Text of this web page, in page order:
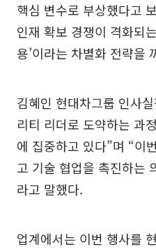
핵심 변수로 부상했다고
인재 확보 경쟁이 격화되
용’이라는 차별화 전략을
김혜인 현대차그룹 인사
리티 리더로 도약하는 과
에 집중하고 있다”며 “이
고 기술 협업을 촉진하는
라고 말했다.
업계에서는 이번 행사를